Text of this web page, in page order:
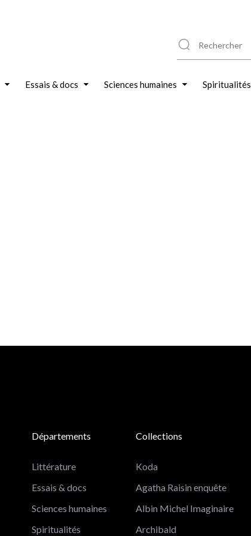
Essais & docs Sciences humaines Spiritualités
Départements
Littérature
Essais & docs
Sciences humaines
Spiritualités
Collections
Koda
Agatha Raisin enquête
Albin Michel Imaginaire
Archibald